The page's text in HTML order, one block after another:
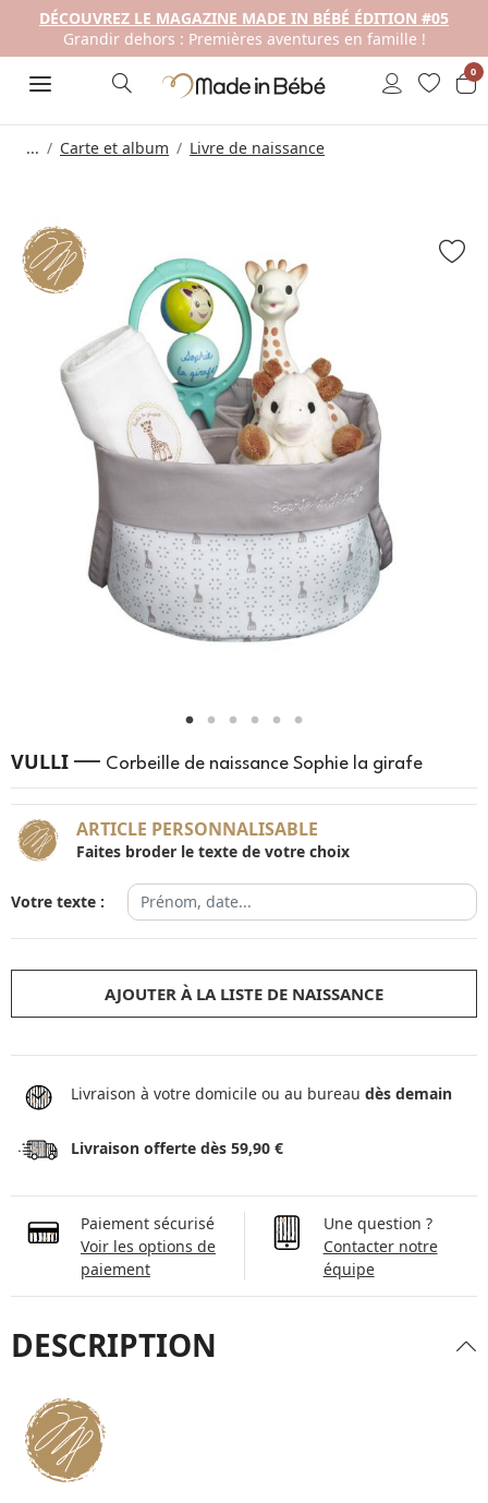
DÉCOUVREZ LE MAGAZINE MADE IN BÉBÉ ÉDITION #05
Grandir dehors : Premières aventures en famille !
0
... Carte et album Livre de naissance
VULLI — Corbeille de naissance Sophie la girafe
ARTICLE PERSONNALISABLE
Faites broder le texte de votre choix
Votre texte :
AJOUTER À LA LISTE DE NAISSANCE
Livraison à votre domicile ou au bureau dès demain
Livraison offerte dès 59,90 €
Paiement sécurisé
Voir les options de
paiement
Une question ?
Contacter notre
équipe
DESCRIPTION